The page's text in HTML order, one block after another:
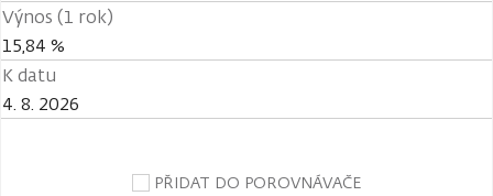
Výnos (1 rok)
15,84 %
K datu
4. 8. 2026
PŘIDAT DO POROVNÁVAČE